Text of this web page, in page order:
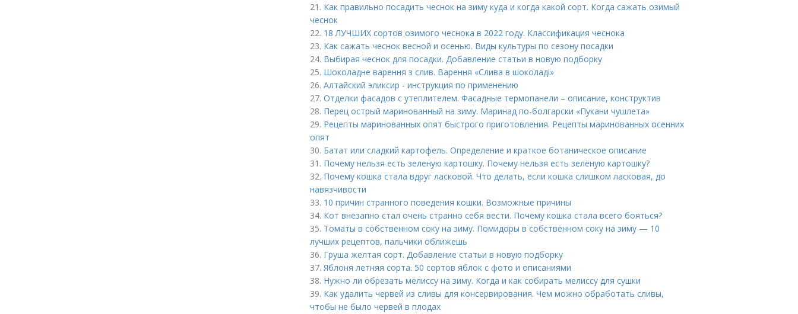
21. Как правильно посадить чеснок на зиму куда и когда какой сорт. Когда сажать озимый
чеснок
22. 18 ЛУЧШИХ сортов озимого чеснока в 2022 году. Классификация чеснока
23. Как сажать чеснок весной и осенью. Виды культуры по сезону посадки
24. Выбирая чеснок для посадки. Добавление статьи в новую подборку
25. Шоколадне варення з слив. Варення «Слива в шоколаді»
26. Алтайский эликсир - инструкция по применению
27. Отделки фасадов с утеплителем. Фасадные термопанели – описание, конструктив
28. Перец острый маринованный на зиму. Маринад по-болгарски «Пукани чушлета»
29. Рецепты маринованных опят быстрого приготовления. Рецепты маринованных осенних
опят
30. Батат или сладкий картофель. Определение и краткое ботаническое описание
31. Почему нельзя есть зеленую картошку. Почему нельзя есть зелёную картошку?
32. Почему кошка стала вдруг ласковой. Что делать, если кошка слишком ласковая, до
навязчивости
33. 10 причин странного поведения кошки. Возможные причины
34. Кот внезапно стал очень странно себя вести. Почему кошка стала всего бояться?
35. Томаты в собственном соку на зиму. Помидоры в собственном соку на зиму — 10
лучших рецептов, пальчики оближешь
36. Груша желтая сорт. Добавление статьи в новую подборку
37. Яблоня летняя сорта. 50 сортов яблок с фото и описаниями
38. Нужно ли обрезать мелиссу на зиму. Когда и как собирать мелиссу для сушки
39. Как удалить червей из сливы для консервирования. Чем можно обработать сливы,
чтобы не было червей в плодах